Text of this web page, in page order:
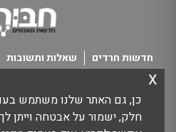
כן, גם האתר שלנו משתמש
חלק, ישמור על אבטחה וייתן לך
x
חדשות חרדים שאלות ותשובות
כל הזכויות שמורות